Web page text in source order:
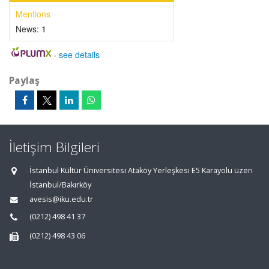
Mentions
News: 1
- see details
Paylaş
İletişim Bilgileri
İstanbul Kültür Üniversitesi Ataköy Yerleşkesi E5 Karayolu üzeri
İstanbul/Bakırköy
avesis@iku.edu.tr
(0212) 498 41 37
(0212) 498 43 06